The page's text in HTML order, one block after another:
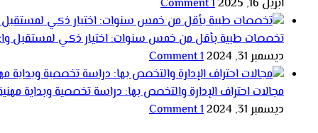
أبريل 16, 2025
1 Comment
تخصصات طبية بأقل من خمس سنوات: اختيار ذكي لمستقبل
ديسمبر 31, 2024
1 Comment
مجالات احتراف الإدارة والتخصص بها: دراسة تخصصية وبداية
ديسمبر 31, 2024
1 Comment